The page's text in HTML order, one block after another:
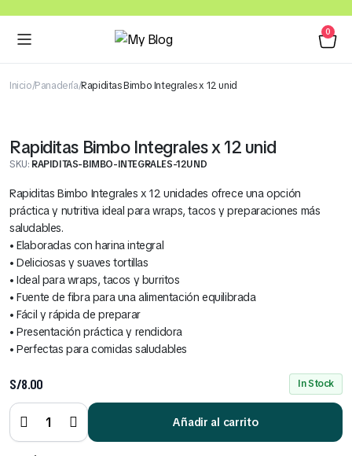
0
Inicio Panadería Rapiditas Bimbo Integrales x 12 unid
Rapiditas Bimbo Integrales x 12 unid
SKU: RAPIDITAS-BIMBO-INTEGRALES-12UND
Rapiditas Bimbo Integrales x 12 unidades ofrece una opción
práctica y nutritiva ideal para wraps, tacos y preparaciones más
saludables.
• Elaboradas con harina integral
• Deliciosas y suaves tortillas
• Ideal para wraps, tacos y burritos
• Fuente de fibra para una alimentación equilibrada
• Fácil y rápida de preparar
• Presentación práctica y rendidora
• Perfectas para comidas saludables
S/8.00 In Stock
Rapiditas
Bimbo
Integrales
x 12 unid
quantity
Añadir al carrito